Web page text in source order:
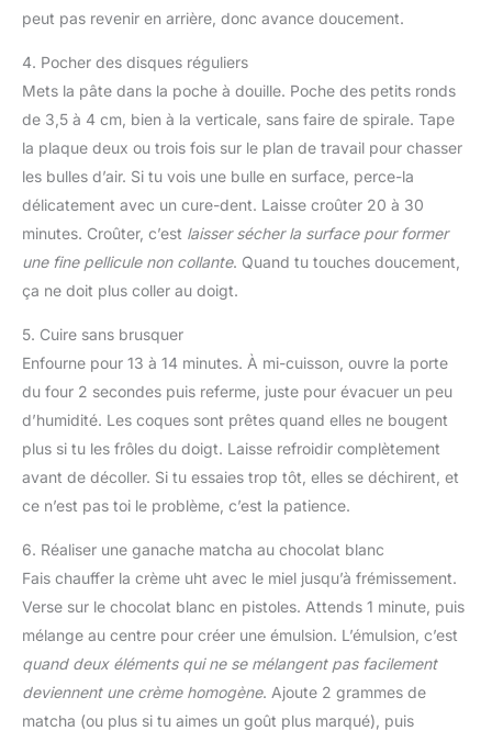
peut pas revenir en arrière, donc avance doucement.
4. Pocher des disques réguliers
Mets la pâte dans la poche à douille. Poche des petits ronds
de 3,5 à 4 cm, bien à la verticale, sans faire de spirale. Tape
la plaque deux ou trois fois sur le plan de travail pour chasser
les bulles d’air. Si tu vois une bulle en surface, perce-la
délicatement avec un cure-dent. Laisse croûter 20 à 30
minutes. Croûter, c’est laisser sécher la surface pour former
une fine pellicule non collante. Quand tu touches doucement,
ça ne doit plus coller au doigt.
5. Cuire sans brusquer
Enfourne pour 13 à 14 minutes. À mi-cuisson, ouvre la porte
du four 2 secondes puis referme, juste pour évacuer un peu
d’humidité. Les coques sont prêtes quand elles ne bougent
plus si tu les frôles du doigt. Laisse refroidir complètement
avant de décoller. Si tu essaies trop tôt, elles se déchirent, et
ce n’est pas toi le problème, c’est la patience.
6. Réaliser une ganache matcha au chocolat blanc
Fais chauffer la crème uht avec le miel jusqu’à frémissement.
Verse sur le chocolat blanc en pistoles. Attends 1 minute, puis
mélange au centre pour créer une émulsion. L’émulsion, c’est
quand deux éléments qui ne se mélangent pas facilement
deviennent une crème homogène. Ajoute 2 grammes de
matcha (ou plus si tu aimes un goût plus marqué), puis